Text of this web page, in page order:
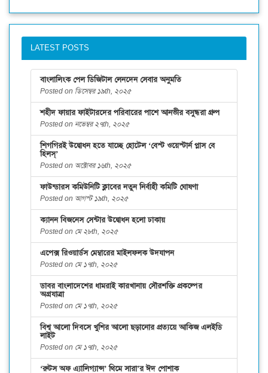
LATEST POSTS
বাংলালিংক পেল ডিজিটাল লেনদেন সেবার অনুমতি
Posted on ডিসেম্বর ১৯th, ২০২৫
শহীদ ফায়ার ফাইটারদের পরিবারের পাশে আনভীর বসুন্ধরা গ্রুপ
Posted on নভেম্বর ২৭th, ২০২৫
শিগগিরই উদ্বোধন হতে যাচ্ছে হোটেল ‘বেস্ট ওয়েস্টার্ন প্লাস বে
হিলস্’
Posted on অক্টোবর ১৬th, ২০২৫
ফাউন্ডারস কমিউনিটি ক্লাবের নতুন নির্বাহী কমিটি ঘোষণা
Posted on আগস্ট ১৯th, ২০২৫
ক্যানন বিজনেস সেন্টার উদ্বোধন হলো ঢাকায়
Posted on মে ২৮th, ২০২৫
এপেক্স রিওয়ার্ডস মেম্বারের মাইলফলক উদযাপন
Posted on মে ১৭th, ২০২৫
ডাবর বাংলাদেশের ধামরাই কারখানায় সৌরশক্তি প্রকল্পের
অগ্রযাত্রা
Posted on মে ১৭th, ২০২৫
বিশ্ব আলো দিবসে খুশির আলো ছড়ানোর প্রত্যয়ে আকিজ এলইডি
লাইট
Posted on মে ১৭th, ২০২৫
‘রুটস অফ এ্যালিগ্যান্স’ থিমে সারা’র ঈদ পোশাক